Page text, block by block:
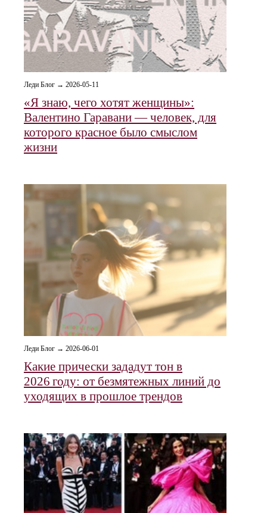
Леди Блог → 2026-05-11
«Я знаю, чего хотят женщины»:
Валентино Гаравани — человек, для
которого красное было смыслом
жизни
Леди Блог → 2026-06-01
Какие прически зададут тон в
2026 году: от безмятежных линий до
уходящих в прошлое трендов